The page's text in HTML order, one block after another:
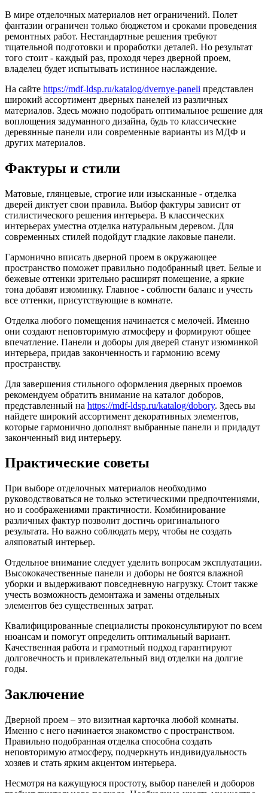
В мире отделочных материалов нет ограничений. Полет
фантазии ограничен только бюджетом и сроками проведения
ремонтных работ. Нестандартные решения требуют
тщательной подготовки и проработки деталей. Но результат
того стоит - каждый раз, проходя через дверной проем,
владелец будет испытывать истинное наслаждение.
На сайте https://mdf-ldsp.ru/katalog/dvernye-paneli представлен
широкий ассортимент дверных панелей из различных
материалов. Здесь можно подобрать оптимальное решение для
воплощения задуманного дизайна, будь то классические
деревянные панели или современные варианты из МДФ и
других материалов.
Фактуры и стили
Матовые, глянцевые, строгие или изысканные - отделка
дверей диктует свои правила. Выбор фактуры зависит от
стилистического решения интерьера. В классических
интерьерах уместна отделка натуральным деревом. Для
современных стилей подойдут гладкие лаковые панели.
Гармонично вписать дверной проем в окружающее
пространство поможет правильно подобранный цвет. Белые и
бежевые оттенки зрительно расширят помещение, а яркие
тона добавят изюминку. Главное - соблюсти баланс и учесть
все оттенки, присутствующие в комнате.
Отделка любого помещения начинается с мелочей. Именно
они создают неповторимую атмосферу и формируют общее
впечатление. Панели и доборы для дверей станут изюминкой
интерьера, придав законченность и гармонию всему
пространству.
Для завершения стильного оформления дверных проемов
рекомендуем обратить внимание на каталог доборов,
представленный на https://mdf-ldsp.ru/katalog/dobory. Здесь вы
найдете широкий ассортимент декоративных элементов,
которые гармонично дополнят выбранные панели и придадут
законченный вид интерьеру.
Практические советы
При выборе отделочных материалов необходимо
руководствоваться не только эстетическими предпочтениями,
но и соображениями практичности. Комбинирование
различных фактур позволит достичь оригинального
результата. Но важно соблюдать меру, чтобы не создать
аляповатый интерьер.
Отдельное внимание следует уделить вопросам эксплуатации.
Высококачественные панели и доборы не боятся влажной
уборки и выдерживают повседневную нагрузку. Стоит также
учесть возможность демонтажа и замены отдельных
элементов без существенных затрат.
Квалифицированные специалисты проконсультируют по всем
нюансам и помогут определить оптимальный вариант.
Качественная работа и грамотный подход гарантируют
долговечность и привлекательный вид отделки на долгие
годы.
Заключение
Дверной проем – это визитная карточка любой комнаты.
Именно с него начинается знакомство с пространством.
Правильно подобранная отделка способна создать
неповторимую атмосферу, подчеркнуть индивидуальность
хозяев и стать ярким акцентом интерьера.
Несмотря на кажущуюся простоту, выбор панелей и доборов